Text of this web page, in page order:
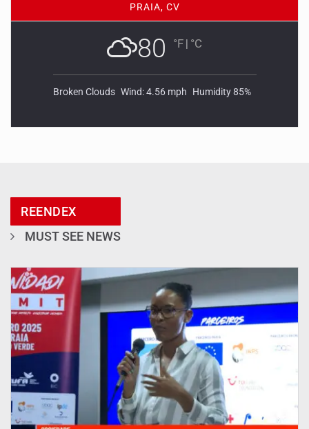
PRAIA, CV
80 °F | °C
Broken Clouds Wind: 4.56 mph Humidity 85%
REENDEX
MUST SEE NEWS